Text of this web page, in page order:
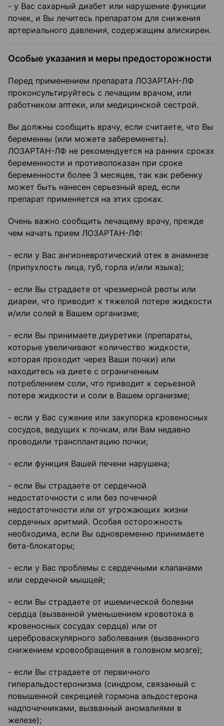
- у Вас сахарный диабет или нарушение функции
почек, и Вы лечитесь препаратом для снижения
артериального давления, содержащим алискирен.
Особые указания и меры предосторожности
Перед применением препарата ЛОЗАРТАН-ЛФ
проконсультируйтесь с лечащим врачом, или
работником аптеки, или медицинской сестрой.
Вы должны сообщить врачу, если считаете, что Вы
беременны (или можете забеременеть).
ЛОЗАРТАН-ЛФ не рекомендуется на ранних сроках
беременности и противопоказан при сроке
беременности более 3 месяцев, так как ребенку
может быть нанесен серьезный вред, если
препарат применяется на этих сроках.
Очень важно сообщить лечащему врачу, прежде
чем начать прием ЛОЗАРТАН-ЛФ:
- если у Вас ангионевротический отек в анамнезе
(припухлость лица, губ, горла и/или языка);
- если Вы страдаете от чрезмерной рвоты или
диареи, что приводит к тяжелой потере жидкости
и/или солей в Вашем организме;
- если Вы принимаете диуретики (препараты,
которые увеличивают количество жидкости,
которая проходит через Ваши почки) или
находитесь на диете с ограниченным
потреблением соли, что приводит к серьезной
потере жидкости и соли в Вашем организме;
- если у Вас сужение или закупорка кровеносных
сосудов, ведущих к почкам, или Вам недавно
проводили трансплантацию почки;
- если функция Вашей печени нарушена;
- если Вы страдаете от сердечной
недостаточности с или без почечной
недостаточности или от угрожающих жизни
сердечных аритмий. Особая осторожность
необходима, если Вы одновременно принимаете
бета-блокаторы;
- если у Вас проблемы с сердечными клапанами
или сердечной мышцей;
- если Вы страдаете от ишемической болезни
сердца (вызванной уменьшением кровотока в
кровеносных сосудах сердца) или от
цереброваскулярного заболевания (вызванного
снижением кровообращения в головном мозге);
- если Вы страдаете от первичного
гиперальдостеронизма (синдром, связанный с
повышенной секрецией гормона альдостерона
надпочечниками, вызванный аномалиями в
железе);